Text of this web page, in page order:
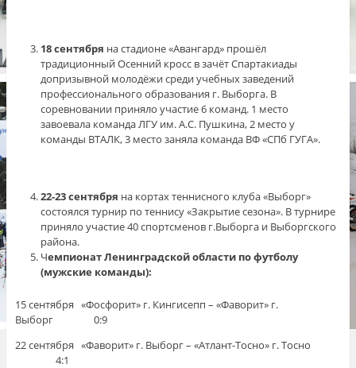
18 сентября на стадионе «Авангард» прошёл
традиционный Осенний кросс в зачёт Спартакиады
допризывной молодёжи среди учебных заведений
профессионального образования г. Выборга. В
соревновании приняло участие 6 команд. 1 место
завоевала команда ЛГУ им. А.С. Пушкина, 2 место у
команды ВТАЛК, 3 место заняла команда ВФ «СПб ГУГА».
22-23 сентября на кортах теннисного клуба «Выборг»
состоялся турнир по теннису «Закрытие сезона». В турнире
приняло участие 40 спортсменов г.Выборга и Выборгского
района.
Чемпионат Ленинградской области по футболу
(мужские команды):
15 сентября «Фосфорит» г. Кингисепп – «Фаворит» г.
Выборг 0:9
22 сентября «Фаворит» г. Выборг – «Атлант-Тосно» г. Тосно
4:1